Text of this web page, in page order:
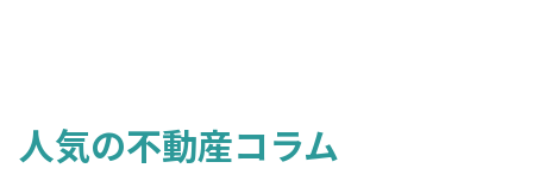
人気の不動産コラム